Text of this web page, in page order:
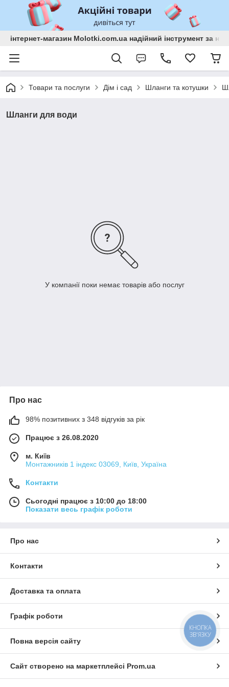
інтернет-магазин Molotki.com.ua надійний інструмент за
Товари та послуги Дім і сад Шланги та котушки
Шланги для води
У компанії поки немає товарів або послуг
Про нас
98% позитивних з 348 відгуків за рік
Працює з 26.08.2020
м. Київ
Монтажників 1 індекс 03069, Київ, Україна
Контакти
Сьогодні працює з 10:00 до 18:00
Показати весь графік роботи
Про нас
Контакти
Доставка та оплата
Графік роботи
Повна версія сайту
Сайт створено на маркетплейсі Prom.ua
КНОПКА
ЗВ'ЯЗКУ